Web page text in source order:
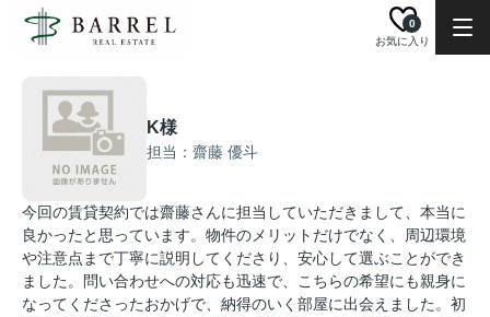
お気に入り
0
K様
担当：齋藤 優斗
今回の賃貸契約では齋藤さんに担当していただきまして、本当に
良かったと思っています。物件のメリットだけでなく、周辺環境
や注意点まで丁寧に説明してくださり、安心して選ぶことができ
ました。問い合わせへの対応も迅速で、こちらの希望にも親身に
なってくださったおかげで、納得のいく部屋に出会えました。初